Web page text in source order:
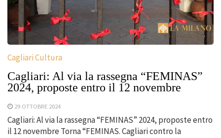
Cagliari Cultura
Cagliari: Al via la rassegna “FEMINAS”
2024, proposte entro il 12 novembre
29 OTTOBRE 2024
Cagliari: Al via la rassegna “FEMINAS” 2024, proposte entro
il 12 novembre Torna “FEMINAS. Cagliari contro la